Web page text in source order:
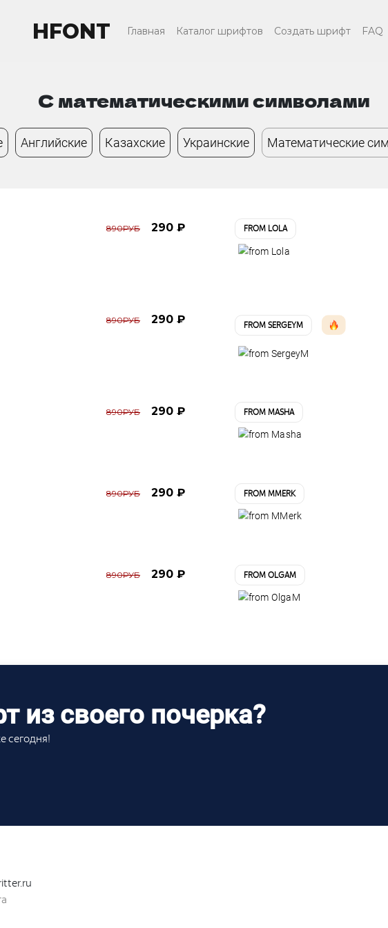
HFONT Главная Каталог шрифтов Создать шрифт FAQ
С математическими символами
Английские Казахские Украинские Математические
890РУБ 290 ₽ FROM LOLA
890РУБ 290 ₽ FROM SERGEYM
890РУБ 290 ₽ FROM MASHA
890РУБ 290 ₽ FROM MMERK
890РУБ 290 ₽ FROM OLGAM
из своего почерка?
сегодня!